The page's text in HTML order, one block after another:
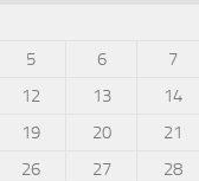
5 6 7
12 13 14
19 20 21
26 27 28